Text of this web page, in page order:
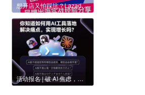
想开店又怕踩坑？Lazada七大补贴+亿级扶持计划，三重大奖抽取资格
活动报名 | 破 AI 焦虑，赢跨境下半场，2026跨境电商大卖增长峰会（杭州站）来了！